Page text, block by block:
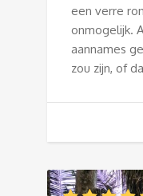
een verre
onmogelijk.
aannames
zou zijn, of